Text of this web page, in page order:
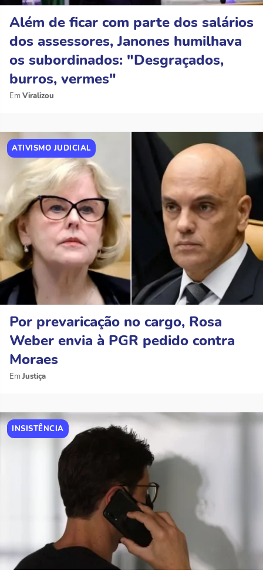
Além de ficar com parte dos salários
dos assessores, Janones humilhava
os subordinados: "Desgraçados,
burros, vermes"
Viralizou
ATIVISMO JUDICIAL
Por prevaricação no cargo, Rosa
Weber envia à PGR pedido contra
Moraes
Justiça
INSISTÊNCIA